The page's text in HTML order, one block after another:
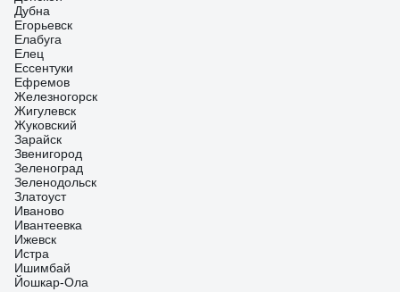
Дубна
Егорьевск
Елабуга
Елец
Ессентуки
Ефремов
Железногорск
Жигулевск
Жуковский
Зарайск
Звенигород
Зеленоград
Зеленодольск
Златоуст
Иваново
Ивантеевка
Ижевск
Истра
Ишимбай
Йошкар-Ола